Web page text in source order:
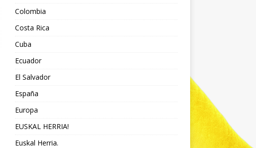
Colombia
Costa Rica
Cuba
Ecuador
El Salvador
España
Europa
EUSKAL HERRIA!
Euskal Herria.